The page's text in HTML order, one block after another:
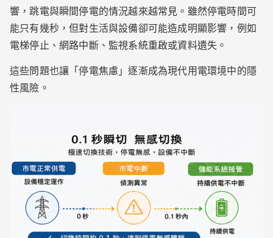
響，跳電與瞬間停電的情況越來越常見。雖然停電時間可
能只有幾秒，但對生活與設備卻可能造成明顯影響，例如
電梯停止、網路中斷、監視系統重啟或資料遺失。
這些問題也讓「停電焦慮」逐漸成為現代用電環境中的隱
性風險。